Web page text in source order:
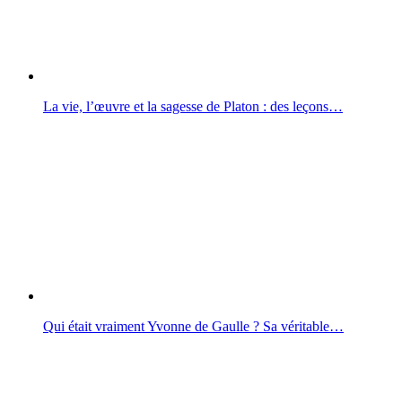
La vie, l’œuvre et la sagesse de Platon : des leçons…
Qui était vraiment Yvonne de Gaulle ? Sa véritable…